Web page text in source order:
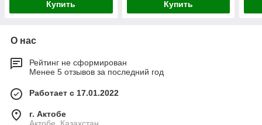
Купить Купить
О нас
Рейтинг не сформирован
Менее 5 отзывов за последний год
Работает с 17.01.2022
г. Актобе